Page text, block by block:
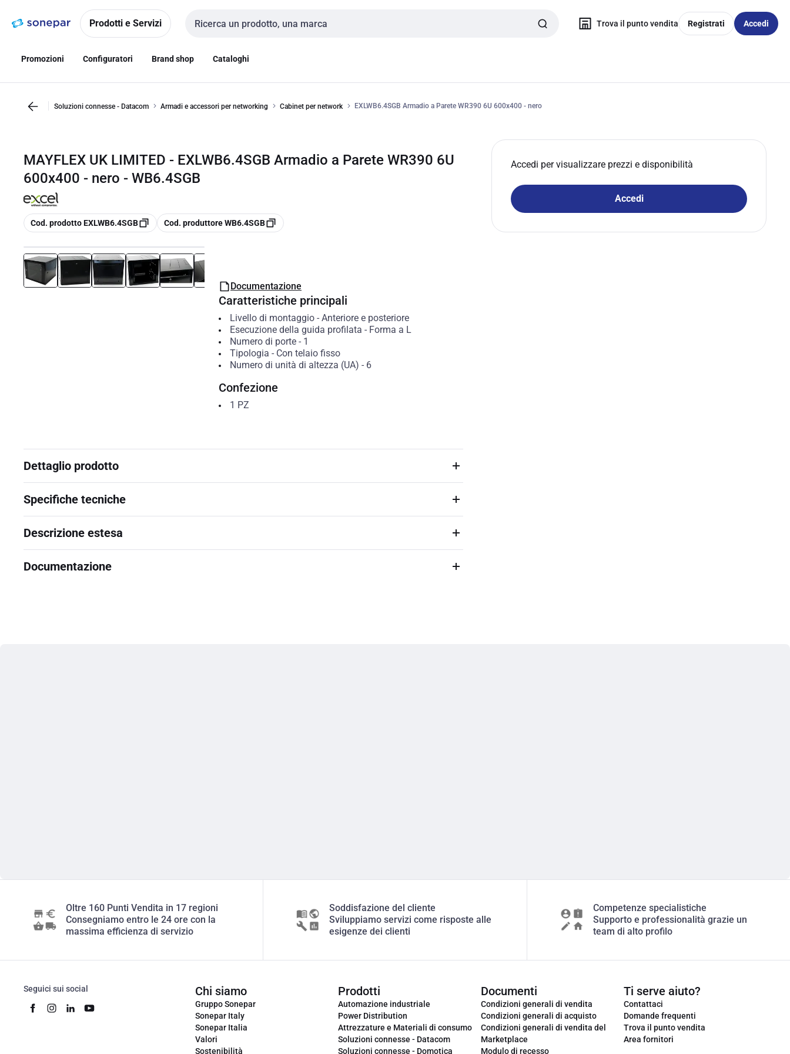
navigazionealla
Prodotti e Servizi
Cerca input
Trova il punto vendita Registrati Accedi
Promozioni Configuratori Brand shop Cataloghi
Soluzioni connesse - Datacom Armadi e accessori per networking Cabinet per network EXLWB6.4SGB Armadio a Parete WR390 6U 600x400 - nero
MAYFLEX UK LIMITED - EXLWB6.4SGB Armadio a Parete WR390 6U
600x400 - nero - WB6.4SGB
copia
Cod. prodotto EXLWB6.4SGB copia
Cod. produttore WB6.4SGB
Accedi per visualizzare prezzi e disponibilità
Accedi
Documentazione
Caratteristiche principali
Livello di montaggio- Anteriore e posteriore
Esecuzione della guida profilata - Forma a L
Numero di porte- 1
Tipologia - Con telaio fisso
Numero di unità di altezza (UA) - 6
Confezione
1 PZ
Dettaglio prodotto
Specifiche tecniche
Descrizione estesa
Documentazione
Oltre 160 Punti Vendita in 17 regioni
Consegniamo entro le 24 ore con la
massima efficienza di servizio
Soddisfazione del cliente
Sviluppiamo servizi come risposte alle
esigenze dei clienti
Competenze specialistiche
Supporto e professionalità grazie un
team di alto profilo
Seguici sui social Chi siamo
Gruppo Sonepar
Sonepar Italy
Sonepar Italia
Valori
Sostenibilità
Prodotti
Automazione industriale
Power Distribution
Attrezzature e Materiali di consumo
Soluzioni connesse - Datacom
Soluzioni connesse - Domotica
Documenti
Condizioni generali di vendita
Condizioni generali di acquisto
Condizioni generali di vendita del
Marketplace
Modulo di recesso
Ti serve aiuto?
Contattaci
Domande frequenti
Trova il punto vendita
Area fornitori